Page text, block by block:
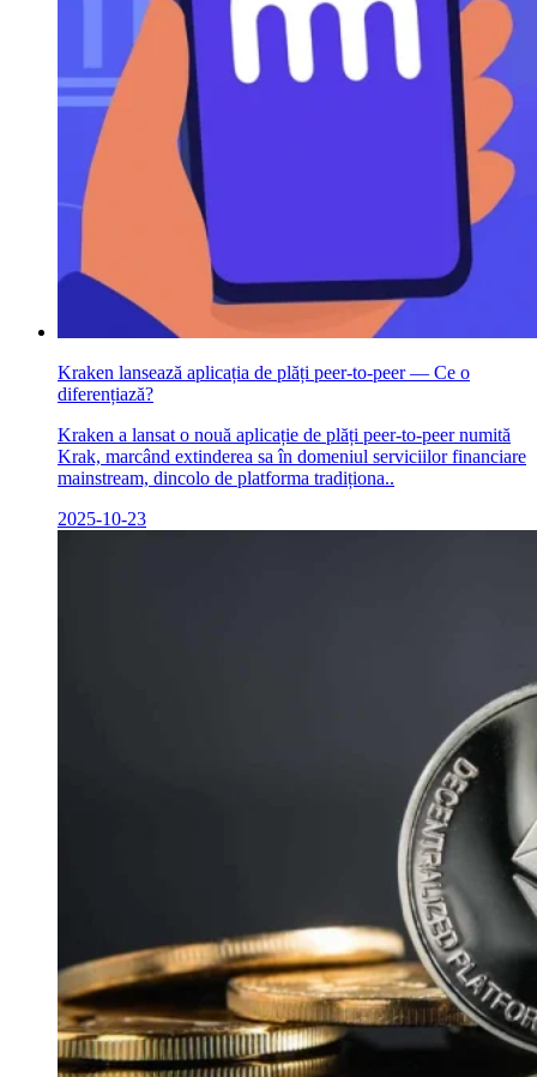
Kraken lansează aplicația de plăți peer-to-peer — Ce o
diferențiază?
Kraken a lansat o nouă aplicație de plăți peer-to-peer numită
Krak, marcând extinderea sa în domeniul serviciilor financiare
mainstream, dincolo de platforma tradiționa..
2025-10-23